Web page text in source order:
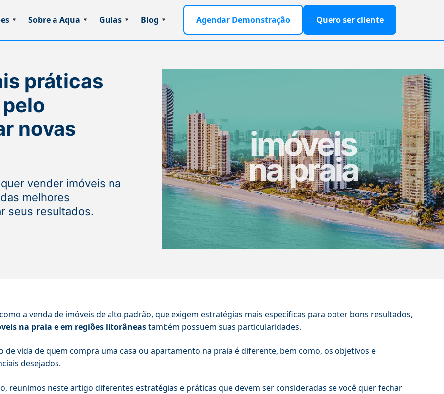
Sobre a Aqua Guias Blog Agendar Demonstração Quero ser cliente
práticas
novas
vender imóveis na
melhores
seus resultados.
a venda de imóveis de alto padrão, que exigem estratégias mais específicas para obter bons resultados,
na praia e em regiões litorâneastambém possuem suas particularidades.
de vida de quem compra uma casa ou apartamento na praia é diferente, bem como, os objetivos e
desejados.
reunimos neste artigo diferentes estratégias e práticas que devem ser consideradas se você quer fechar